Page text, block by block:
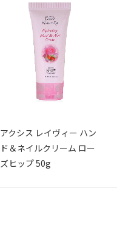
アクシス レイヴィー ハン
ド＆ネイルクリーム ロー
ズヒップ 50g